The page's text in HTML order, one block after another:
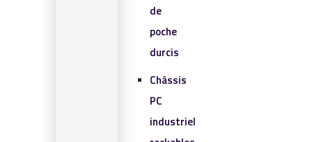
de
poche
durcis
Châssis
PC
industriel